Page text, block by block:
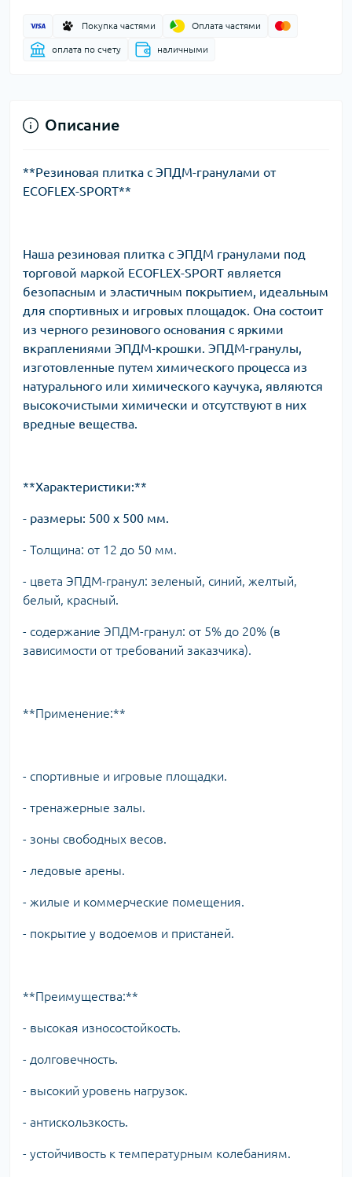
Покупка частями Оплата частями
оплата по счету наличными
Описание
**Резиновая плитка с ЭПДМ-гранулами от
ECOFLEX-SPORT**
Наша резиновая плитка с ЭПДМ гранулами под
торговой маркой ECOFLEX-SPORT является
безопасным и эластичным покрытием, идеальным
для спортивных и игровых площадок. Она состоит
из черного резинового основания с яркими
вкраплениями ЭПДМ-крошки. ЭПДМ-гранулы,
изготовленные путем химического процесса из
натурального или химического каучука, являются
высокочистыми химически и отсутствуют в них
вредные вещества.
**Характеристики:**
- размеры: 500 х 500 мм.
- Толщина: от 12 до 50 мм.
- цвета ЭПДМ-гранул: зеленый, синий, желтый,
белый, красный.
- содержание ЭПДМ-гранул: от 5% до 20% (в
зависимости от требований заказчика).
**Применение:**
- спортивные и игровые площадки.
- тренажерные залы.
- зоны свободных весов.
- ледовые арены.
- жилые и коммерческие помещения.
- покрытие у водоемов и пристаней.
**Преимущества:**
- высокая износостойкость.
- долговечность.
- высокий уровень нагрузок.
- антискользкость.
- устойчивость к температурным колебаниям.